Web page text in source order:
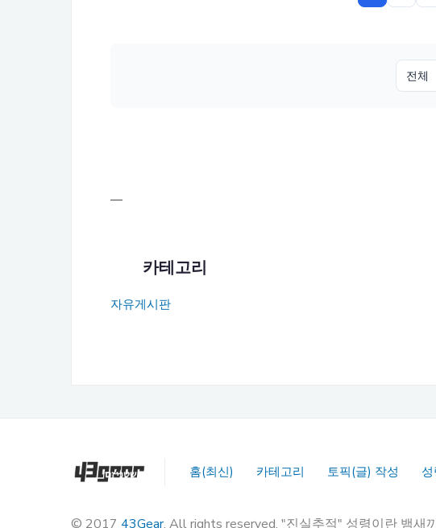
—
카테고리
자유게시판
홈(최신) 카테고리 토픽(글) 작성
© 2017 43Gear. All rights reserved. "진실추적" 성령이란 뱀새